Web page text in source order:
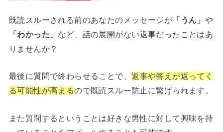
既読スルーされる前のあなたのメッセージが 「うん」 や
「わかった」 など、話の展開がない返事だったことはあ
りませんか？
最後に質問で終わらせることで、返事や答えが返ってく
る可能性が高まるので既読スルー防止に繋げられます。
また質問するということは好きな男性に対して興味を持